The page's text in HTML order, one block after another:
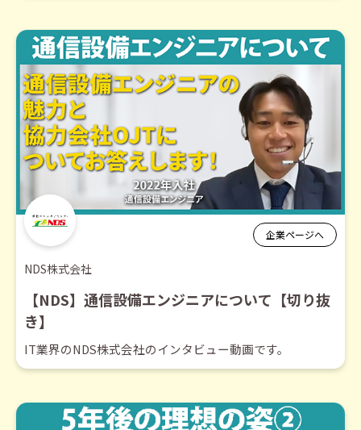
企業ページへ
NDS株式会社
【NDS】通信設備エンジニアについて【切り抜
き】
IT業界のNDS株式会社のインタビュー動画です。